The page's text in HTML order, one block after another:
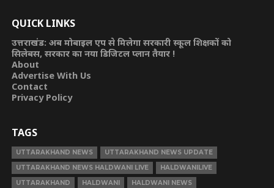
QUICK LINKS
उत्तराखंड: अब मोबाइल एप से मिलेगा सरकारी स्कूल शिक्षकों को
सिलेबस, सरकार का नया डिजिटल प्लान तैयार !
About
Advertise With Us
Contact
Privacy Policy
TAGS
UTTARAKHAND NEWS
UTTARAKHAND NEWS UPDATE
UTTARAKHAND NEWS HALDWANI LIVE
HALDWANILIVE
UTTARAKHAND
HALDWANI HALDWANI NEWS